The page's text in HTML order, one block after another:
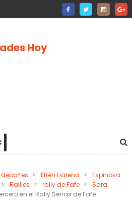
Hoy
deportes > Efrén Llarena >
Espinosa
> Rallies > rally de Fafe >
Sara
en el Rally Serras de Fafe